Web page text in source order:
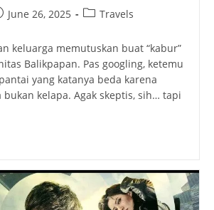
June 26, 2025
PostTravels
keluarga memutuskan buat “kabur”
Balikpapan. Pas googling, ketemu
yang katanya beda karena
kelapa. Agak skeptis, sih… tapi